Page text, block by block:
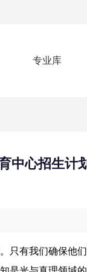
专业库
中心招生计
只有我们确保他